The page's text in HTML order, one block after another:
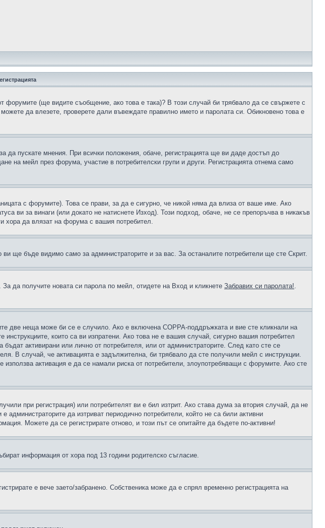
форумите (ще видите съобщение, ако това е така)? В този случай би трябвало да се свържете с
да влезете, проверете дали въвеждате правилно името и паролата си. Обикновено това е
пускате мнения. При всички положения, обаче, регистрацията ще ви даде достъп до
на мейл през форума, участие в потребителски групи и други. Регистрацията отнема само
с форумите). Това се прави, за да е сигурно, че никой няма да влиза от ваше име. Ако
ви за винаги (или докато не натиснете Изход). Този подход, обаче, не се препоръчва в никакъв
хора да влязат на форума с вашия потребител.
ще бъде видимо само за администраторите и за вас. За останалите потребители ще сте Скрит.
да получите новата си парола по мейл, отидете на Вход и кликнете Забравих си паролата!.
две неща може би се е случило. Ако е включена COPPA-поддръжката и вие сте кликнали на
инструкциите, които са ви изпратени. Ако това не е вашия случай, сигурно вашия потребител
активирани или лично от потребителя, или от администраторите. След като сте се
В случай, че активацията е задължителна, би трябвало да сте получили мейл с инструкции.
активация е да се намали риска от потребители, злоупотребяващи с форумите. Ако сте
при регистрация) или потребителят ви е бил изтрит. Ако става дума за втория случай, да не
да изтриват периодично потребители, който не са били активни
Можете да се регистрирате отново, и този път се опитайте да бъдете по-активни!
информация от хора под 13 години родителско съгласие.
е вече заето/забранено. Собственика може да е спрял временно регистрацията на